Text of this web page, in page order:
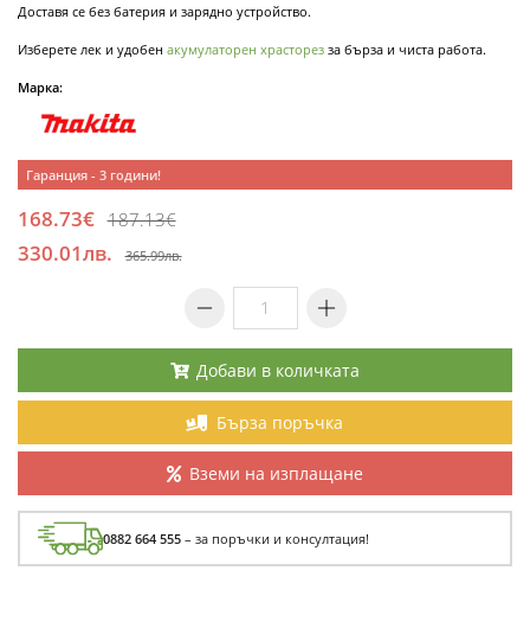
Доставя се без батерия и зарядно устройство.
Изберете лек и удобен акумулаторен храсторез за бърза и чиста работа.
Марка:
Гаранция - 3 години!
168.73€ 187.13€
330.01лв. 365.99лв.
Добави в количката
Бърза поръчка
Вземи на изплащане
0882 664 555 – за поръчки и консултация!